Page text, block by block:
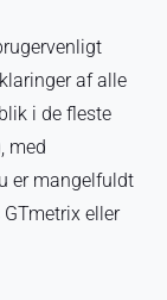
af alle
i de fleste
med
er mangelfuldt
eller